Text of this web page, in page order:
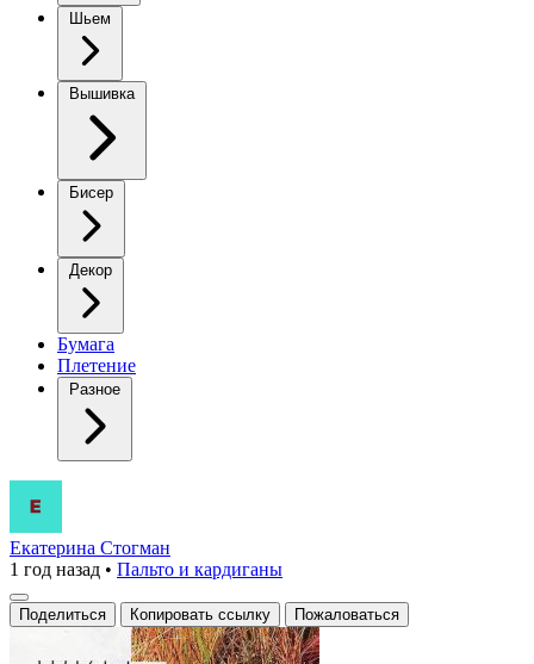
Шьем
Вышивка
Бисер
Декор
Бумага
Плетение
Разное
Пончо:
История
и
Современные
Екатерина Стогман
1 год назад • Пальто и кардиганы
Поделиться Копировать ссылку Пожаловаться